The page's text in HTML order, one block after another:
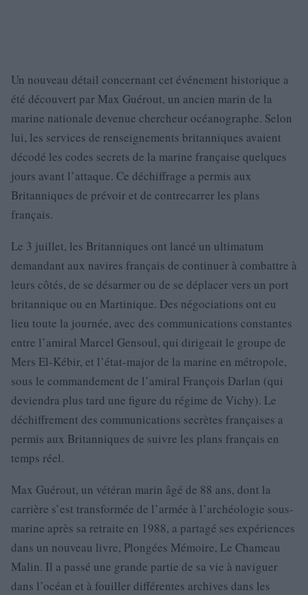
Un nouveau détail concernant cet événement historique a
été découvert par Max Guérout, un ancien marin de la
marine nationale devenue chercheur océanographe. Selon
lui, les services de renseignements britanniques avaient
décodé les codes secrets de la marine française quelques
jours avant l’attaque. Ce déchiffrage a permis aux
Britanniques de prévoir et de contrecarrer les plans
français.
Le 3 juillet, les Britanniques ont lancé un ultimatum
demandant aux navires français de continuer à combattre à
leurs côtés, de se désarmer ou de se déplacer vers un port
britannique ou en Martinique. Des négociations ont eu
lieu toute la journée, avec des communications constantes
entre l’amiral Marcel Gensoul, qui dirigeait le groupe de
Mers El-Kébir, et l’état-major de la marine en métropole,
sous le commandement de l’amiral François Darlan (qui
deviendra plus tard une figure du régime de Vichy). Le
déchiffrement des communications secrètes françaises a
permis aux Britanniques de suivre les plans français en
temps réel.
Max Guérout, un vétéran marin âgé de 88 ans, dont la
carrière s’est transformée de l’armée à l’archéologie sous-
marine après sa retraite en 1988, a partagé ses expériences
dans un nouveau livre, Plongées Mémoire, Le Chameau
Malin. Il a passé une grande partie de sa vie à naviguer
dans l’océan et à fouiller différentes archives dans les